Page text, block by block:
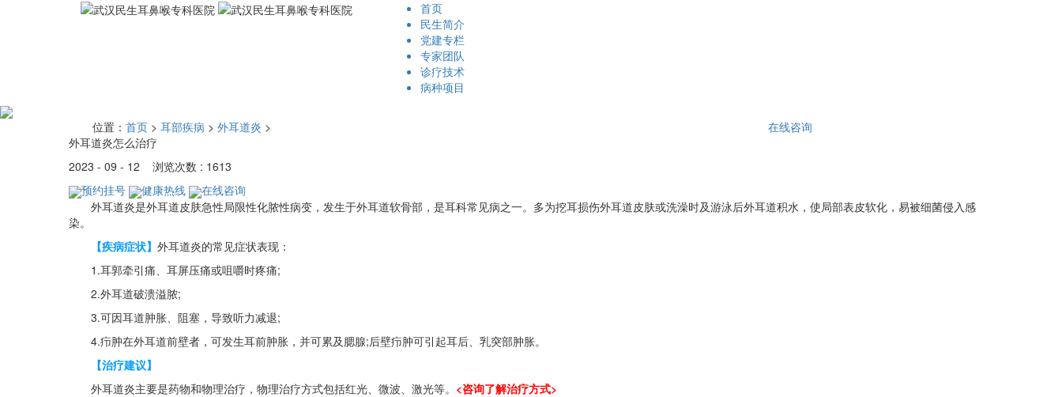
首页
民生简介
党建专栏
专家团队
诊疗技术
病种项目
位置： 首页 > 耳部疾病 > 外耳道炎 >
在线咨询
外耳道炎怎么治疗
2023 - 09 - 12 浏览次数 : 1613
预约挂号
健康热线
在线咨询
外耳道炎是外耳道皮肤急性局限性化脓性病变，发生于外耳道软骨部，是耳科常见病之一。多为挖耳损伤外耳道皮肤或洗澡时及游泳后外耳道积水，使局部表皮软化，易被细菌侵入感
染。
【疾病症状】 外耳道炎的常见症状表现：
1.耳郭牵引痛、耳屏压痛或咀嚼时疼痛;
2.外耳道破溃溢脓;
3.可因耳道肿胀、阻塞，导致听力减退;
4.疖肿在外耳道前壁者，可发生耳前肿胀，并可累及腮腺;后壁疖肿可引起耳后、乳突部肿胀。
【治疗建议】
外耳道炎主要是药物和物理治疗，物理治疗方式包括红光、微波、激光等。 <咨询了解治疗方式>